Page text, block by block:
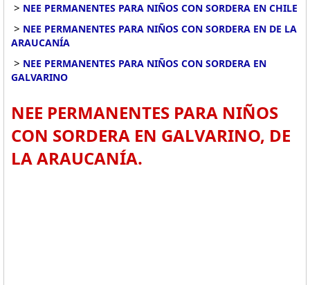
> NEE PERMANENTES PARA NIÑOS CON SORDERA EN CHILE
> NEE PERMANENTES PARA NIÑOS CON SORDERA EN DE LA
ARAUCANÍA
> NEE PERMANENTES PARA NIÑOS CON SORDERA EN
GALVARINO
NEE PERMANENTES PARA NIÑOS
CON SORDERA EN GALVARINO, DE
LA ARAUCANÍA.